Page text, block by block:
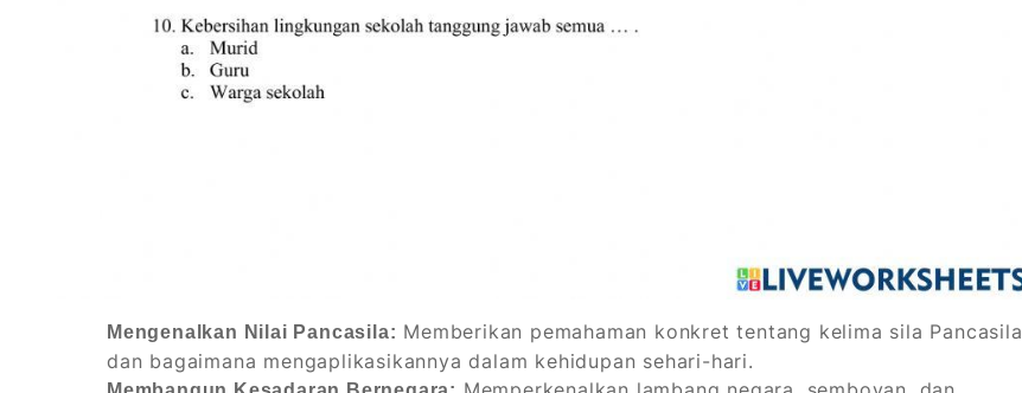
Mengenalkan Nilai Pancasila: Memberikan pemahaman konkret tentang kelima sila Pancasila
dan bagaimana mengaplikasikannya dalam kehidupan sehari-hari.